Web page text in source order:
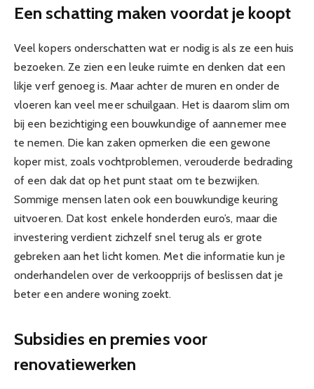
Een schatting maken voordat je koopt
Veel kopers onderschatten wat er nodig is als ze een huis
bezoeken. Ze zien een leuke ruimte en denken dat een
likje verf genoeg is. Maar achter de muren en onder de
vloeren kan veel meer schuilgaan. Het is daarom slim om
bij een bezichtiging een bouwkundige of aannemer mee
te nemen. Die kan zaken opmerken die een gewone
koper mist, zoals vochtproblemen, verouderde bedrading
of een dak dat op het punt staat om te bezwijken.
Sommige mensen laten ook een bouwkundige keuring
uitvoeren. Dat kost enkele honderden euro’s, maar die
investering verdient zichzelf snel terug als er grote
gebreken aan het licht komen. Met die informatie kun je
onderhandelen over de verkoopprijs of beslissen dat je
beter een andere woning zoekt.
Subsidies en premies voor
renovatiewerken